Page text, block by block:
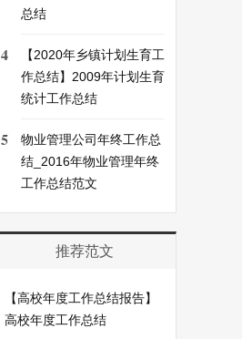
总结
4
【2020年乡镇计划生育工
作总结】2009年计划生育
统计工作总结
5
物业管理公司年终工作总
结_2016年物业管理年终
工作总结范文
推荐范文
【高校年度工作总结报告】
高校年度工作总结